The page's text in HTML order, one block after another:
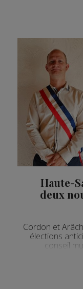
Haute-
deux
Cordon et
élections
conseil